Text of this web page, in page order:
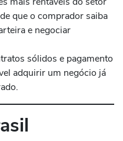
que o comprador saiba
e negociar
sólidos e pagamento
adquirir um negócio já